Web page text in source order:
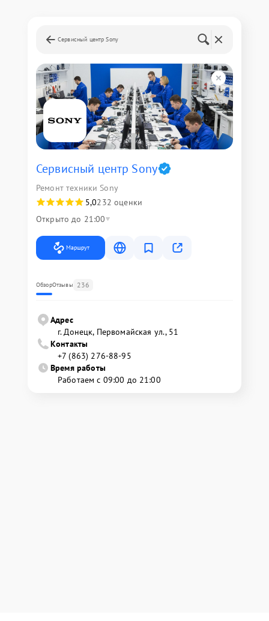
Сервисный центр Sony
Сервисный центр Sony
Ремонт техники Sony
5,0232 оценки
Открыто до 21:00
Маршрут
ОбзорОтзывы 236
Адрес
г. Донецк, Первомайская ул., 51
Контакты
+7 (863) 276-88-95
Время работы
Работаем с 09:00 до 21:00